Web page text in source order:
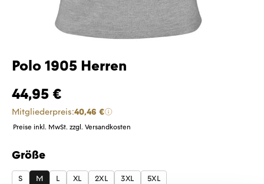
Polo 1905 Herren
44,95 €
Mitgliederpreis:40,46 €
Preise inkl. MwSt. zzgl. Versandkosten
Größe
auswählen
S M L XL 2XL 3XL 5XL